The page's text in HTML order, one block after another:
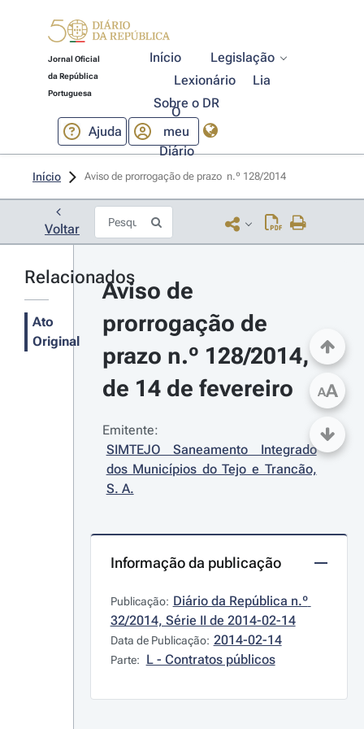
Jornal Oficial
da República
Portuguesa
Início
Legislação
Lexionário
Lia
Sobre o DR
Ajuda
O
meu
Diário
Início Aviso de prorrogação de prazo  n.º 128/2014
Voltar
Relacionados
Ato
Original
Aviso de
prorrogação de
prazo n.º 128/2014,
de 14 de fevereiro
Emitente:
SIMTEJO Saneamento Integrado
dos Municípios do Tejo e Trancão,
S. A.
Informação da publicação
Publicação: Diário da República n.º
32/2014, Série II de 2014-02-14
Data de Publicação: 2014-02-14
Parte: L - Contratos públicos
AA